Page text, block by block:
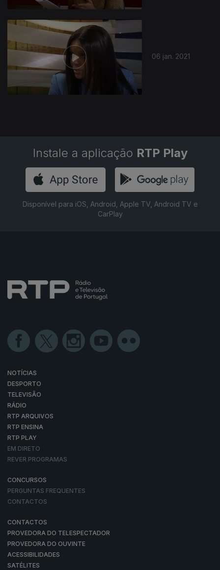
06 jan. 2021
Instale a aplicação RTP Play
Disponível para iOS, Android, Apple TV, Android TV e
CarPlay
NOTÍCIAS
DESPORTO
TELEVISÃO
RÁDIO
RTP ARQUIVOS
RTP ENSINA
RTP PLAY
EM DIRETO
REVER PROGRAMAS
CONCURSOS
PERGUNTAS FREQUENTES
CONTACTOS
CONTACTOS
PROVEDORA DO TELESPECTADOR
PROVEDORA DO OUVINTE
ACESSIBILIDADES
SATÉLITES